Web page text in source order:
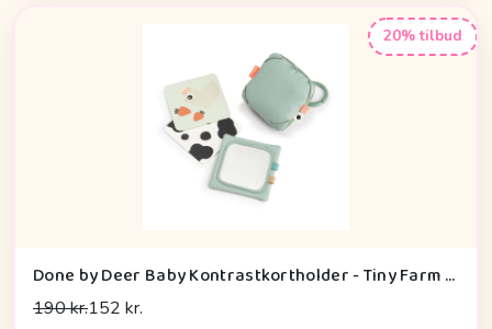
20% tilbud
Done by Deer Baby Kontrastkortholder - Tiny Farm - Grøn
190 kr.152 kr.